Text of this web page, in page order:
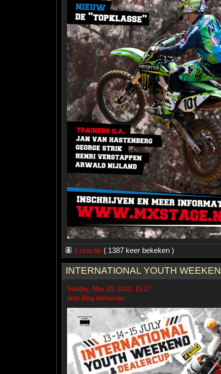
1 reactie ( 1387 keer bekeken )
INTERNATIONAL YOUTH
Sunday, May 20, 2012, 15:27
door Blog beheerder